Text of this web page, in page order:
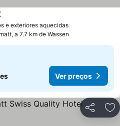
e exteriores aquecidas
a 7.7 km de Wassen
Ver preços
Partilhar